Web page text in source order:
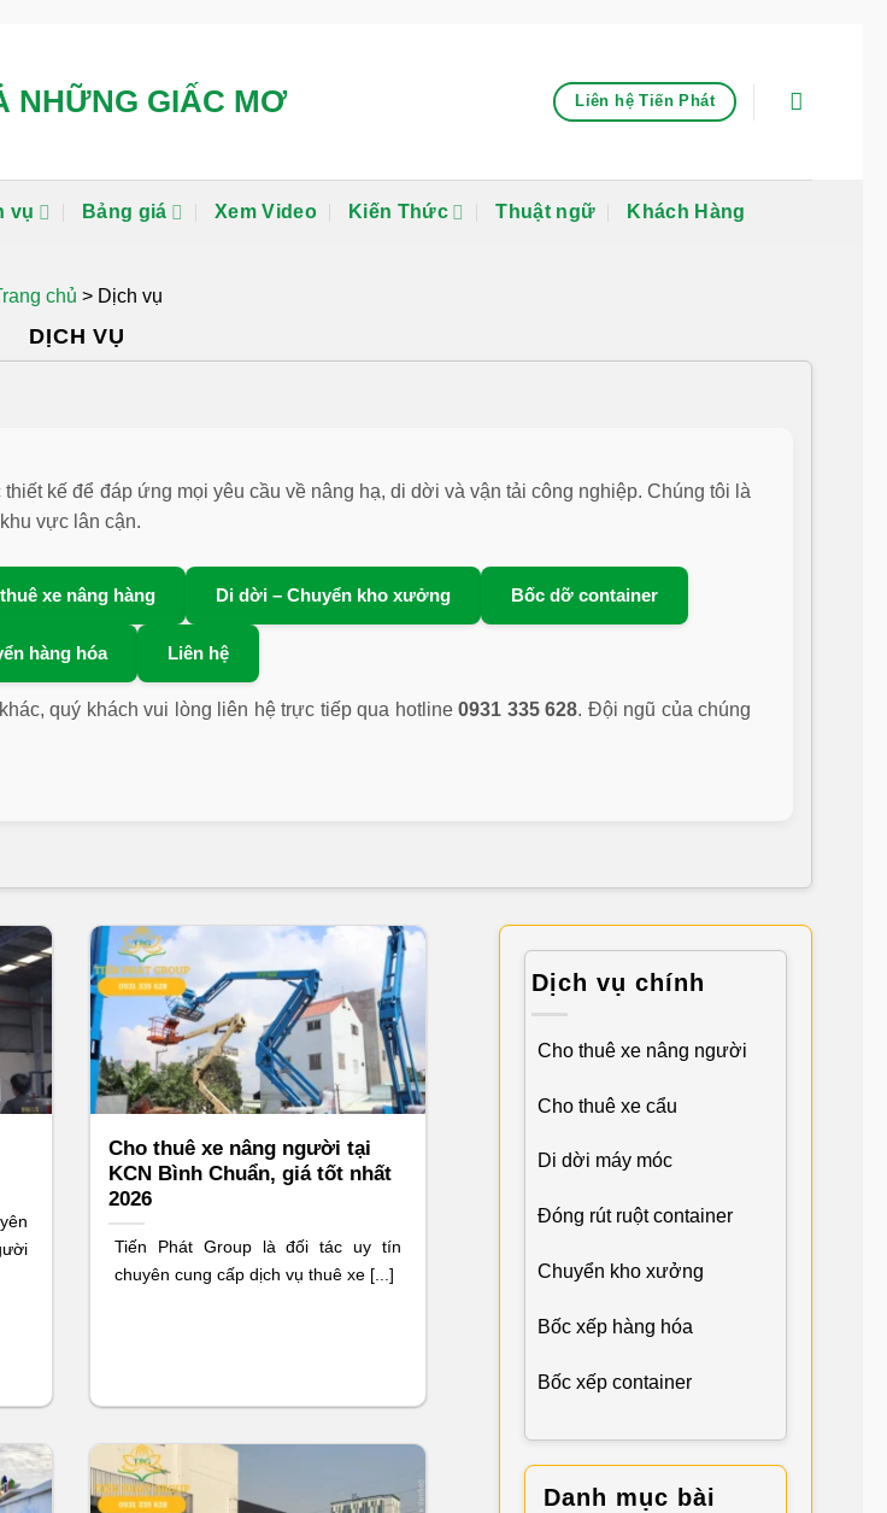
NHỮNG GIẤC MƠ Liên hệ Tiến Phát
vụ Bảng giá Xem Video Kiến Thức Thuật ngữ Khách Hàng
chủ > Dịch vụ
DỊCH VỤ
kế để đáp ứng mọi yêu cầu về nâng hạ, di dời và vận tải công nghiệp. Chúng tôi là
vực lân cận.
xe nâng hàng Di dời – Chuyển kho xưởng Bốc dỡ container
hàng hóa Liên hệ
quý khách vui lòng liên hệ trực tiếp qua hotline0931 335 628. Đội ngũ của chúng
Cho thuê xe nâng người tại
KCN Bình Chuẩn, giá tốt nhất
2026
Tiến Phát Group là đối tác uy tín
chuyên cung cấp dịch vụ thuê xe [...]
Dịch vụ chính
Cho thuê xe nâng người
Cho thuê xe cẩu
Di dời máy móc
Đóng rút ruột container
Chuyển kho xưởng
Bốc xếp hàng hóa
Bốc xếp container
Danh mục bài